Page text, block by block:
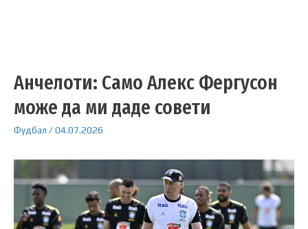
Анчелоти: Само Алекс Фергусон
може да ми даде совети
Фудбал /04.07.2026